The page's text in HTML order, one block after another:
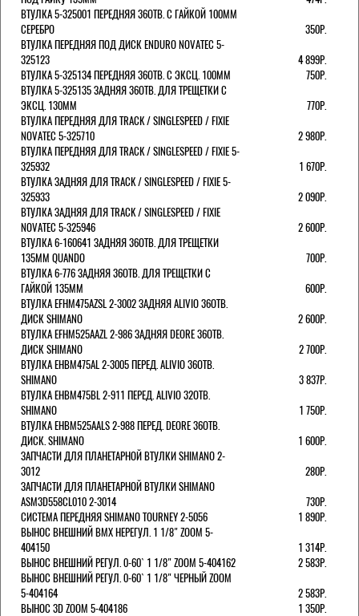
ВТУЛКА 5-325001 ПЕРЕДНЯЯ 36ОТВ. С ГАЙКОЙ 100ММ
СЕРЕБРО
350Р.
ВТУЛКА ПЕРЕДНЯЯ ПОД ДИСК ENDURO NOVATEC 5-
325123
4 899Р.
ВТУЛКА 5-325134 ПЕРЕДНЯЯ 36ОТВ. С ЭКСЦ. 100ММ
750Р.
ВТУЛКА 5-325135 ЗАДНЯЯ 36ОТВ. ДЛЯ ТРЕЩЕТКИ С
ЭКСЦ. 130ММ
770Р.
ВТУЛКА ПЕРЕДНЯЯ ДЛЯ TRACK / SINGLESPEED / FIXIE
NOVATEC 5-325710
2 980Р.
ВТУЛКА ПЕРЕДНЯЯ ДЛЯ TRACK / SINGLESPEED / FIXIE 5-
325932
1 670Р.
ВТУЛКА ЗАДНЯЯ ДЛЯ TRACK / SINGLESPEED / FIXIE 5-
325933
2 090Р.
ВТУЛКА ЗАДНЯЯ ДЛЯ TRACK / SINGLESPEED / FIXIE
NOVATEC 5-325946
2 600Р.
ВТУЛКА 6-160641 ЗАДНЯЯ 36ОТВ. ДЛЯ ТРЕЩЕТКИ
135ММ QUANDO
700Р.
ВТУЛКА 6-776 ЗАДНЯЯ 36ОТВ. ДЛЯ ТРЕЩЕТКИ С
ГАЙКОЙ 135ММ
600Р.
ВТУЛКА EFHM475AZSL 2-3002 ЗАДНЯЯ ALIVIO 36ОТВ.
ДИСК SHIMANO
2 600Р.
ВТУЛКА EFHM525AAZL 2-986 ЗАДНЯЯ DEORE 36ОТВ.
ДИСК SHIMANO
2 700Р.
ВТУЛКА EHBM475AL 2-3005 ПЕРЕД. ALIVIO 36ОТВ.
SHIMANO
3 837Р.
ВТУЛКА EHBM475BL 2-911 ПЕРЕД. ALIVIO 32ОТВ.
SHIMANO
1 750Р.
ВТУЛКА EHBM525AALS 2-988 ПЕРЕД. DEORE 36ОТВ.
ДИСК. SHIMANO
1 600Р.
ЗАПЧАСТИ ДЛЯ ПЛАНЕТАРНОЙ ВТУЛКИ SHIMANO 2-
3012
280Р.
ЗАПЧАСТИ ДЛЯ ПЛАНЕТАРНОЙ ВТУЛКИ SHIMANO
ASM3D558CL010 2-3014
730Р.
СИСТЕМА ПЕРЕДНЯЯ SHIMANO TOURNEY 2-5056
1 890Р.
ВЫНОС ВНЕШНИЙ BMX НЕРЕГУЛ. 1 1/8" ZOOM 5-
404150
1 314Р.
ВЫНОС ВНЕШНИЙ РЕГУЛ. 0-60` 1 1/8" ZOOM 5-404162
2 583Р.
ВЫНОС ВНЕШНИЙ РЕГУЛ. 0-60` 1 1/8" ЧЕРНЫЙ ZOOM
5-404164
2 583Р.
ВЫНОС 3D ZOOM 5-404186
1 350Р.